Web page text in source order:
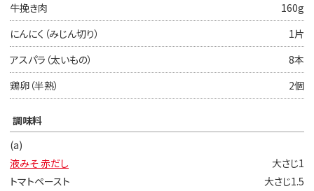
牛挽き肉
160g
にんにく（みじん切り）
1片
アスパラ（太いもの）
8本
鶏卵（半熟）
2個
調味料
(a)
液みそ 赤だし
大さじ1
トマトペースト
大さじ1.5